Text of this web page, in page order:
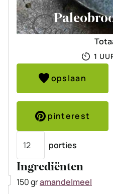
1 UUR
opslaan
pinterest
porties
Ingrediënten
▢
150gramandelmeel